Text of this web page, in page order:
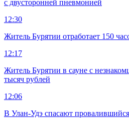
с двусторонней пневмонией
12:30
Житель Бурятии отработает 150
12:17
Житель Бурятии в сауне с
тысяч рублей
12:06
В Улан-Удэ спасают